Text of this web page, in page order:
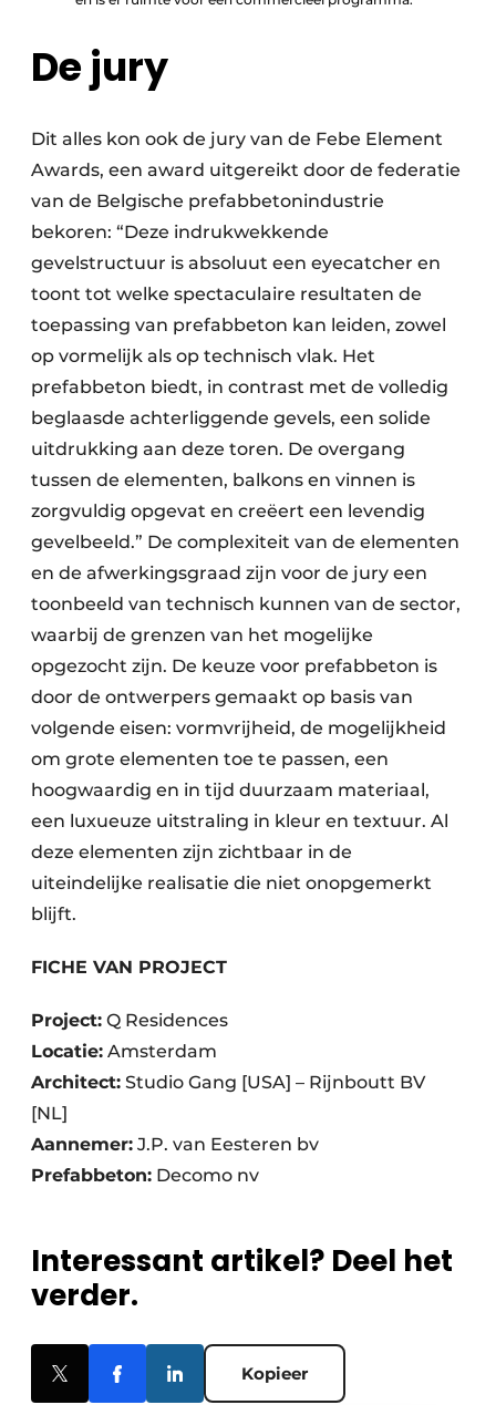
De jury
Dit alles kon ook de jury van de Febe Element
Awards, een award uitgereikt door de federatie
van de Belgische prefabbetonindustrie
bekoren: “Deze indrukwekkende
gevelstructuur is absoluut een eyecatcher en
toont tot welke spectaculaire resultaten de
toepassing van prefabbeton kan leiden, zowel
op vormelijk als op technisch vlak. Het
prefabbeton biedt, in contrast met de volledig
beglaasde achterliggende gevels, een solide
uitdrukking aan deze toren. De overgang
tussen de elementen, balkons en vinnen is
zorgvuldig opgevat en creëert een levendig
gevelbeeld.” De complexiteit van de elementen
en de afwerkingsgraad zijn voor de jury een
toonbeeld van technisch kunnen van de sector,
waarbij de grenzen van het mogelijke
opgezocht zijn. De keuze voor prefabbeton is
door de ontwerpers gemaakt op basis van
volgende eisen: vormvrijheid, de mogelijkheid
om grote elementen toe te passen, een
hoogwaardig en in tijd duurzaam materiaal,
een luxueuze uitstraling in kleur en textuur. Al
deze elementen zijn zichtbaar in de
uiteindelijke realisatie die niet onopgemerkt
blijft.
FICHE VAN PROJECT
Project: Q Residences
Locatie: Amsterdam
Architect: Studio Gang [USA] – Rijnboutt BV
[NL]
Aannemer: J.P. van Eesteren bv
Prefabbeton: Decomo nv
Interessant artikel? Deel het
verder.
Kopieer